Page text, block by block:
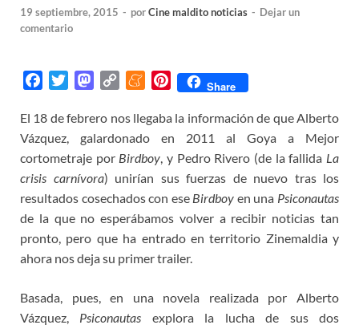
19 septiembre, 2015 - porCine maldito noticias - Dejar un
comentario
c
e
b
o
o
k
i
t
t
e
r
M
s
t
o
d
o
n
p
y
L
i
n
k
M
n
e
a
m
e
P
n
t
e
r
e
s
t
Share
El 18 de febrero nos llegaba la información de que Alberto
Vázquez, galardonado en 2011 al Goya a Mejor
cortometraje por Birdboy, y Pedro Rivero (de la fallida La
crisis carnívora) unirían sus fuerzas de nuevo tras los
resultados cosechados con ese Birdboy en una Psiconautas
de la que no esperábamos volver a recibir noticias tan
pronto, pero que ha entrado en territorio Zinemaldia y
ahora nos deja su primer trailer.
Basada, pues, en una novela realizada por Alberto
Vázquez, Psiconautas explora la lucha de sus dos